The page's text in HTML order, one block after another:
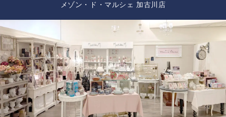
メゾン・ド・マルシェ 加古川店